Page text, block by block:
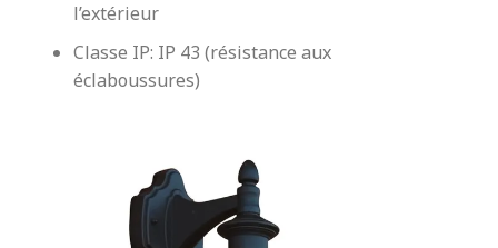
l’extérieur
Classe IP: IP 43 (résistance aux
éclaboussures)